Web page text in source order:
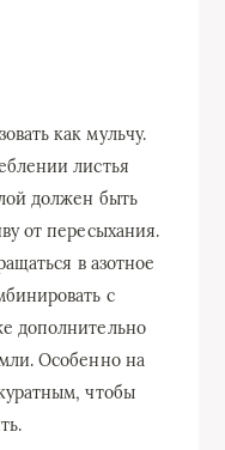
как мульчу.
листья
должен быть
от пересыхания.
в азотное
с
дополнительно
Особенно на
чтобы